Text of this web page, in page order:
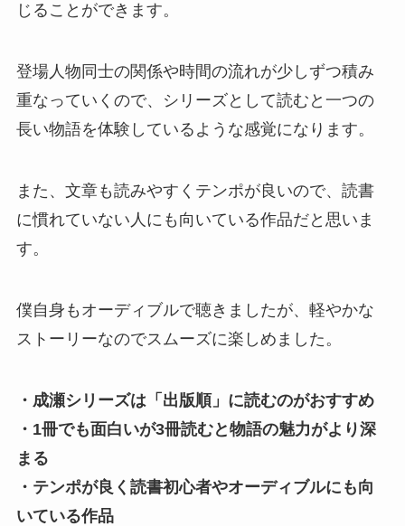
じることができます。
登場人物同士の関係や時間の流れが少しずつ積み
重なっていくので、シリーズとして読むと一つの
長い物語を体験しているような感覚になります。
また、文章も読みやすくテンポが良いので、読書
に慣れていない人にも向いている作品だと思いま
す。
僕自身もオーディブルで聴きましたが、軽やかな
ストーリーなのでスムーズに楽しめました。
・成瀬シリーズは「出版順」に読むのがおすすめ
・1冊でも面白いが3冊読むと物語の魅力がより深
まる
・テンポが良く読書初心者やオーディブルにも向
いている作品